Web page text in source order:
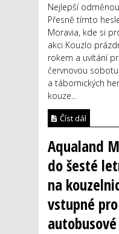
Nejlepší
Přesně tímto
Moravia, kde si
akci Kouzlo
rokem a uvítání
červnovou
a tábornických
kouze...
Číst dál
Aqualand
do šesté
na
vstupné